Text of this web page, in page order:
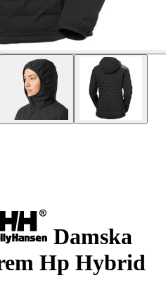
Damska
Hp Hybrid